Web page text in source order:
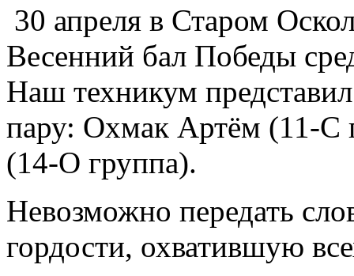
30 апреля в Старом
Весенний бал Победы
Наш техникум
пару: Охмак Артём (11-С
(14-О группа).
Невозможно передать
гордости, охватившую